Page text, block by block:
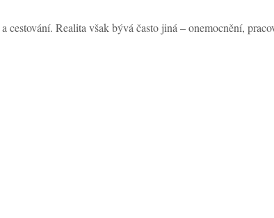
Realita však bývá často jiná – onemocnění,